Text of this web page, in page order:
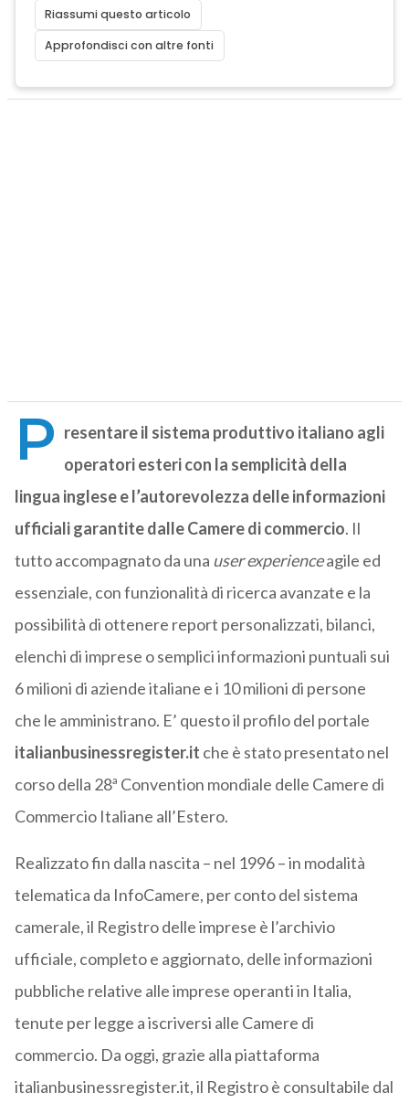
Riassumi questo articolo
Approfondisci con altre fonti
P resentare il sistema produttivo italiano agli
operatori esteri con la semplicità della
lingua inglese e l’autorevolezza delle informazioni
ufficiali garantite dalle Camere di commercio. Il
tutto accompagnato da una user experienceagile ed
essenziale, con funzionalità di ricerca avanzate e la
possibilità di ottenere report personalizzati, bilanci,
elenchi di imprese o semplici informazioni puntuali sui
6 milioni di aziende italiane e i 10 milioni di persone
che le amministrano. E’ questo il profilo del portale
italianbusinessregister.it che è stato presentato nel
corso della 28ª Convention mondiale delle Camere di
Commercio Italiane all’Estero.
Realizzato fin dalla nascita – nel 1996 – in modalità
telematica da InfoCamere, per conto del sistema
camerale, il Registro delle imprese è l’archivio
ufficiale, completo e aggiornato, delle informazioni
pubbliche relative alle imprese operanti in Italia,
tenute per legge a iscriversi alle Camere di
commercio. Da oggi, grazie alla piattaforma
italianbusinessregister.it, il Registro è consultabile dal